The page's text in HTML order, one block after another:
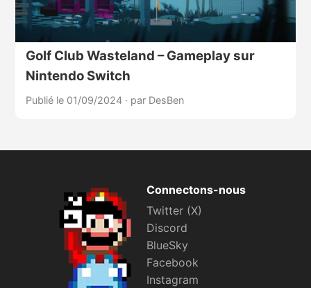
Golf Club Wasteland – Gameplay sur
Nintendo Switch
Publié le 01/09/2024 · par DesBen
Connectons-nous
Twitter (X)
Discord
BlueSky
Facebook
Instagram